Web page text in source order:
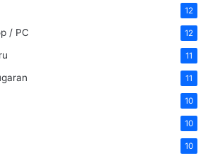
12
/ PC 12
11
11
10
10
10